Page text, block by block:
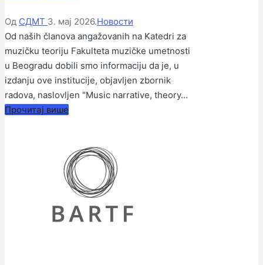
Објављено
од
стране
Од СДМТ 3. мај 2026.Објављено
у
Новости
Od naših članova angažovanih na Katedri za
muzičku teoriju Fakulteta muzičke umetnosti
u Beogradu dobili smo informaciju da je, u
izdanju ove institucije, objavljen zbornik
radova, naslovljen "Music narrative, theory…
Прочитај више